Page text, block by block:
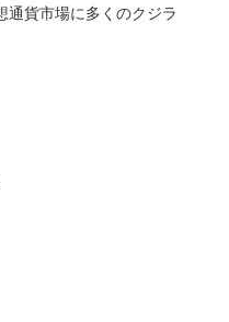
通貨市場に多くのクジラ